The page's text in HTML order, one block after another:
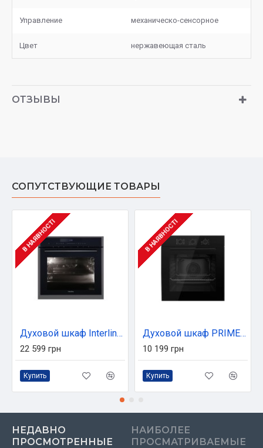
Управление механическо-сенсорное
Цвет нержавеющая сталь
ОТЗЫВЫ
СОПУТСТВУЮЩИЕ ТОВАРЫ
В НАЯВНОСТІ
Духовой шкаф Interline OEG 934 STF BB
22 599 грн
Купить
В НАЯВНОСТІ
Духовой шкаф PRIME Technics POB 6820 M BK
10 199 грн
Купить
НЕДАВНО
ПРОСМОТРЕННЫЕ
НАИБОЛЕЕ
ПРОСМАТРИВАЕМЫЕ